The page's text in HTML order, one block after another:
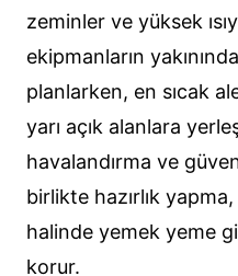
zeminler ve yüksek
ekipmanların
planlarken, en sıcak
yarı açık alanlara
havalandırma ve
birlikte hazırlık
halinde yemek yeme
korur.